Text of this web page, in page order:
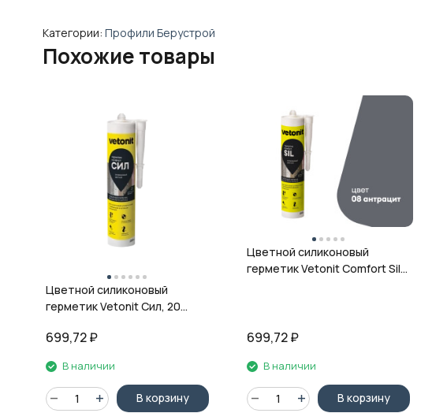
Категории: Профили Берустрой
Похожие товары
Цветной силиконовый
герметик Vetonit Сил, 20
699,72 ₽
В наличии
В корзину
Цветной силиконовый
герметик Vetonit Comfort Sil,
699,72₽
В наличии
В корзину